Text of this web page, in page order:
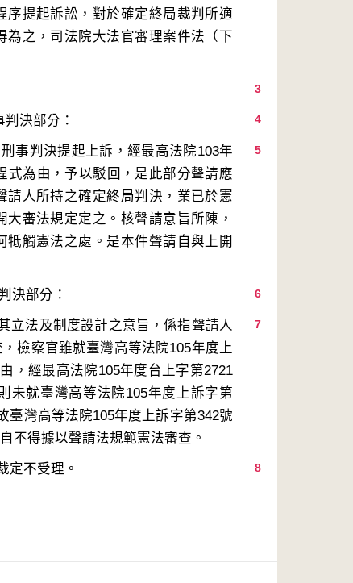
提起訴訟，對於確定終局裁判所適
之，司法院大法官審理案件法（下
3
4
5
事判決提起上訴，經最高法院103年
式為由，予以駁回，是此部分聲請應
人所持之確定終局判決，業已於憲
審法規定定之。核聲請意旨所陳，
觸憲法之處。是本件聲請自與上開
6
7
立法及制度設計之意旨，係指聲請人
檢察官雖就臺灣高等法院105年度上
，經最高法院105年度台上字第2721
未就臺灣高等法院105年度上訴字第
臺灣高等法院105年度上訴字第342號
8
定不受理。